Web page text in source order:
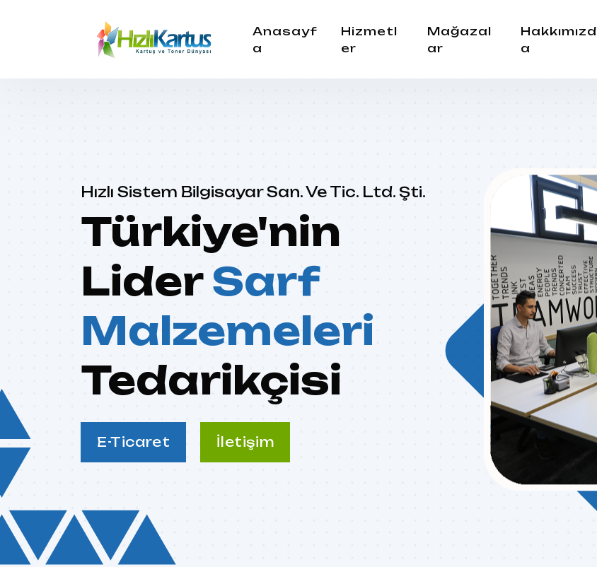
Anasayf
a
Hizmetl
er
Mağazal
ar
Hakkımızd
a
Hızlı Sistem Bilgisayar San. Ve Tic. Ltd. Şti.
Türkiye'nin
LiderSarf
Malzemeleri
Tedarikçisi
E-Ticaret İletişim